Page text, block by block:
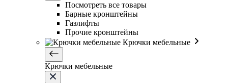
Посмотреть все товары
Барные кронштейны
Газлифты
Прочие кронштейны
Крючки мебельные
Крючки мебельные